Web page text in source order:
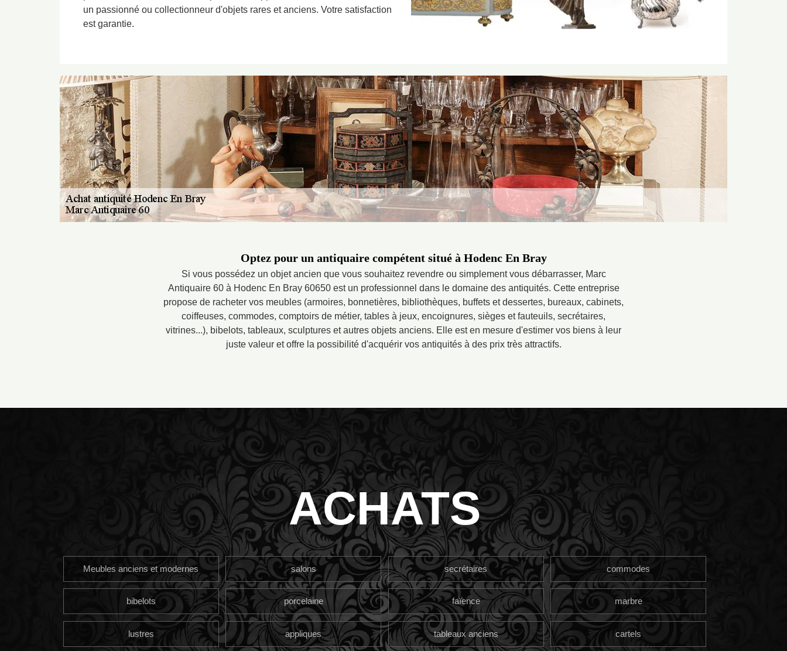
un passionné ou collectionneur d'objets rares et anciens. Votre satisfaction
est garantie.
Optez pour un antiquaire compétent situé à Hodenc En Bray
Si vous possédez un objet ancien que vous souhaitez revendre ou simplement vous débarrasser, Marc
Antiquaire 60 à Hodenc En Bray 60650 est un professionnel dans le domaine des antiquités. Cette entreprise
propose de racheter vos meubles (armoires, bonnetières, bibliothèques, buffets et dessertes, bureaux, cabinets,
coiffeuses, commodes, comptoirs de métier, tables à jeux, encoignures, sièges et fauteuils, secrétaires,
vitrines...), bibelots, tableaux, sculptures et autres objets anciens. Elle est en mesure d'estimer vos biens à leur
juste valeur et offre la possibilité d'acquérir vos antiquités à des prix très attractifs.
ACHATS
Meubles anciens et modernes salons secrétaires commodes
bibelots porcelaine faïence marbre
lustres appliques tableaux anciens cartels